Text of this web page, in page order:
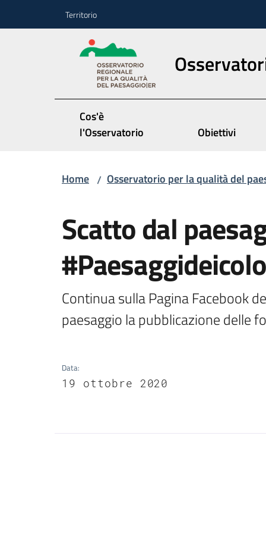
Territorio
Cos'è
l'Osservatorio
Obiettivi
Home / Osservatorio per la qualità del
Scatto dal
Continua sulla Pagina Facebook
paesaggio la pubblicazione delle
Data:
19 ottobre 2020